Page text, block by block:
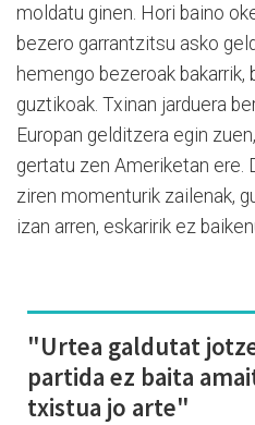
moldatu ginen. Hori baino
bezero garrantzitsu asko
hemengo bezeroak bakarrik,
guztikoak. Txinan jarduera
Europan gelditzera egin
gertatu zen Ameriketan ere.
ziren momenturik zailenak,
izan arren, eskaririk ez
"Urtea galdutat
partida ez baita
txistua jo arte"